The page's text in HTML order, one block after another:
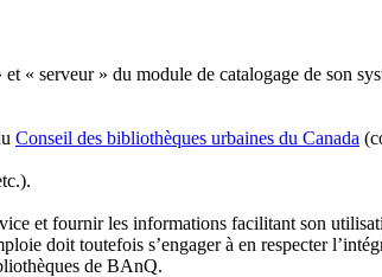
« serveur » du module de catalogage de son
Conseil des bibliothèques urbaines du Canada
et fournir les informations facilitant son
doit toutefois s’engager à en respecter
de BAnQ.